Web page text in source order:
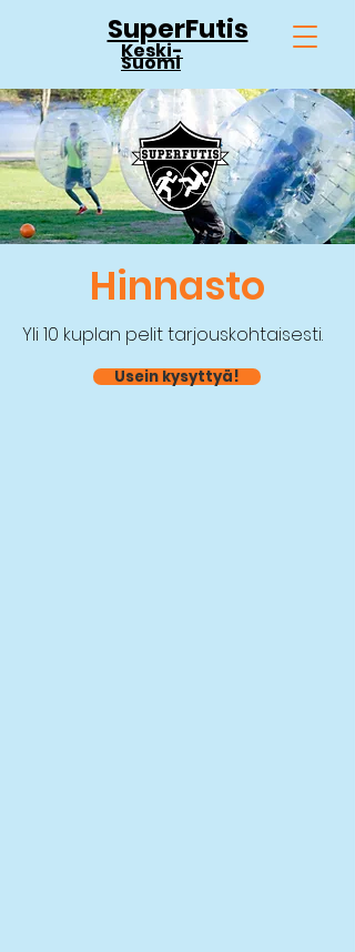
SuperFutis
Keski-
Suomi
Hinnasto
Yli 10 kuplan pelit tarjouskohtaisesti.
Usein kysyttyä!